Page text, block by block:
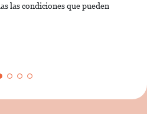
las condiciones que pueden